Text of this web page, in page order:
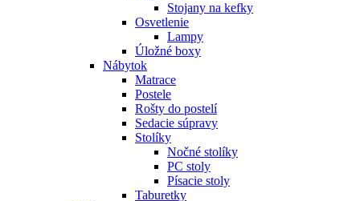
Stojany na kefky
Osvetlenie
Lampy
Úložné boxy
Nábytok
Matrace
Postele
Rošty do postelí
Sedacie súpravy
Stolíky
Nočné stolíky
PC stoly
Písacie stoly
Taburetky